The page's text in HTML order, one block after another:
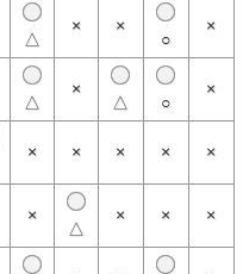
おりますアテンションタグを
の環境により実際の色味と
をしております。
際は売り違いにより欠品が発
せていただく場合がございま
かけしますが、予めご了承の
げます。
△
×
×
○
×
△
×
△
○
×
× × × × ×
×
△
× × ×